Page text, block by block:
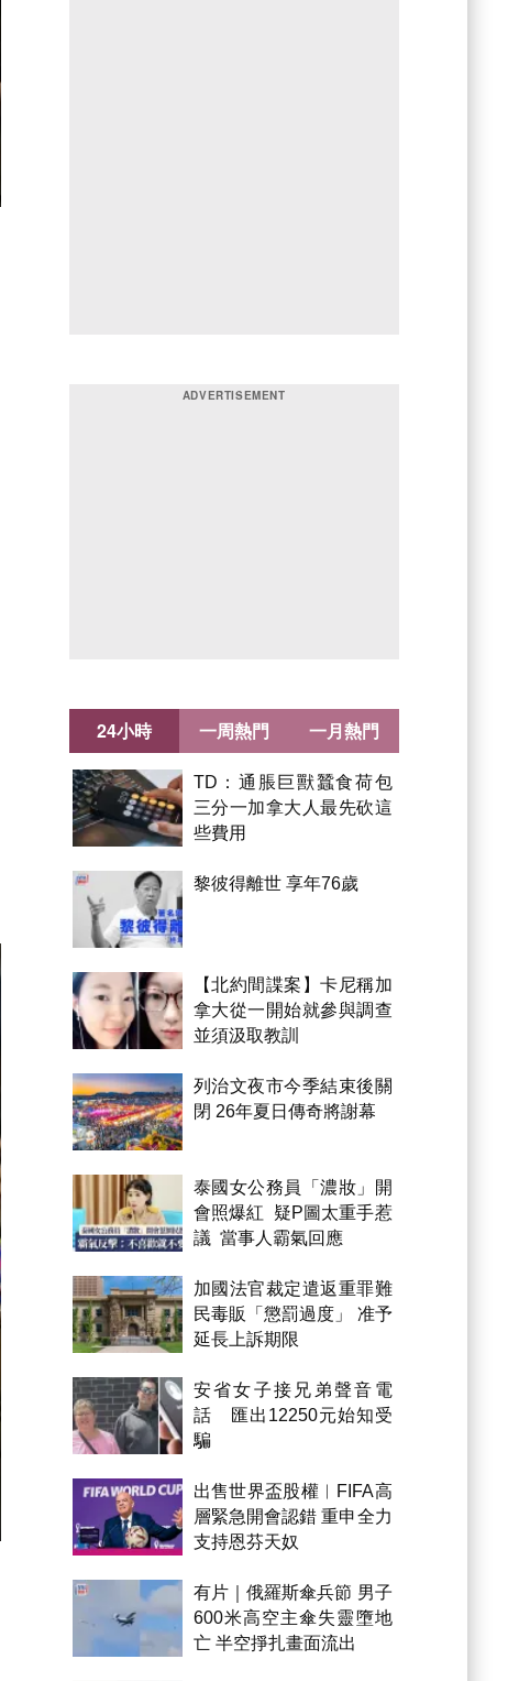
24小時
TD：通脹巨獸蠶食荷包
三分一加拿大人最先砍這
些費用
黎彼得離世 享年76歲
【北約間諜案】卡尼稱加
拿大從一開始就參與調查
並須汲取教訓
列治文夜市今季結束後關
閉 26年夏日傳奇將謝幕
泰國女公務員「濃妝」開
會照爆紅 疑P圖太重手惹
議 當事人霸氣回應
加國法官裁定遣返重罪難
民毒販「懲罰過度」 准予
延長上訴期限
安省女子接兄弟聲音電
話 匯出12250元始知受
騙
出售世界盃股權︱FIFA高
層緊急開會認錯 重申全力
支持恩芬天奴
有片｜俄羅斯傘兵節 男子
600米高空主傘失靈墮地
亡 半空掙扎畫面流出
一周熱門 一月熱門